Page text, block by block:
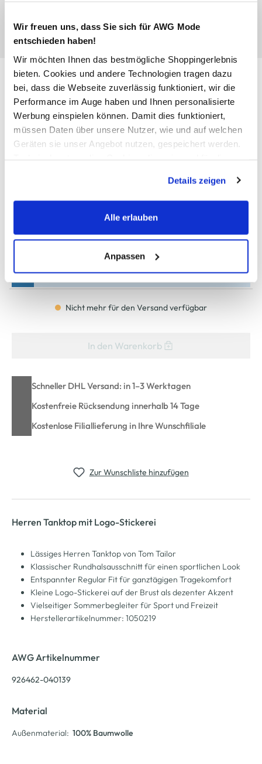
Wir freuen uns, dass Sie sich für AWG Mode
entschieden haben!
Wir möchten Ihnen das bestmögliche Shoppingerlebnis
bieten. Cookies und andere Technologien tragen dazu
bei, dass die Webseite zuverlässig funktioniert, wir die
Performance im Auge haben und Ihnen personalisierte
Werbung einspielen können. Damit dies funktioniert,
müssen Daten über unsere Nutzer, wie und auf welchen
Geräten sie unser Angebot nutzen, gespeichert werden.
werden, werden bei der Nutzung der Webseite auf jeden
Fall gesetzt. Cookies von Drittanbietern für Analyse- oder
Trackingzwecke werden nur dann aktiviert, wenn Sie das
erlauben" bzw. "Alle erlauben" klicken. Mehr dazu
(einschließlich der Möglichkeit, die Einwilligungserklärung
zu ändern oder zu widerrufen) erfahren Sie in unserem
Cookie-Hinweisbzw. derDatenschutzerklärung.
Details zeigen
Alle erlauben
Anpassen
Herren Tanktop mit Logo-
Stickerei
12,99 €
M L XL XXL XXXL
Bitte wählen Sie eine Größe aus
Nicht mehr für den Versand verfügbar
In den Warenkorb
Schneller DHL Versand: in 1–3 Werktagen
Kostenfreie Rücksendung innerhalb 14 Tage
Kostenlose Filiallieferung in Ihre Wunschfiliale
Zur Wunschliste hinzufügen
Herren Tanktop mit Logo-Stickerei
Lässiges Herren Tanktop von Tom Tailor
Klassischer Rundhalsausschnitt für einen sportlichen Look
Entspannter Regular Fit für ganztägigen Tragekomfort
Kleine Logo-Stickerei auf der Brust als dezenter Akzent
Vielseitiger Sommerbegleiter für Sport und Freizeit
Herstellerartikelnummer: 1050219
AWG Artikelnummer
926462-040139
Material
Außenmaterial: 100% Baumwolle